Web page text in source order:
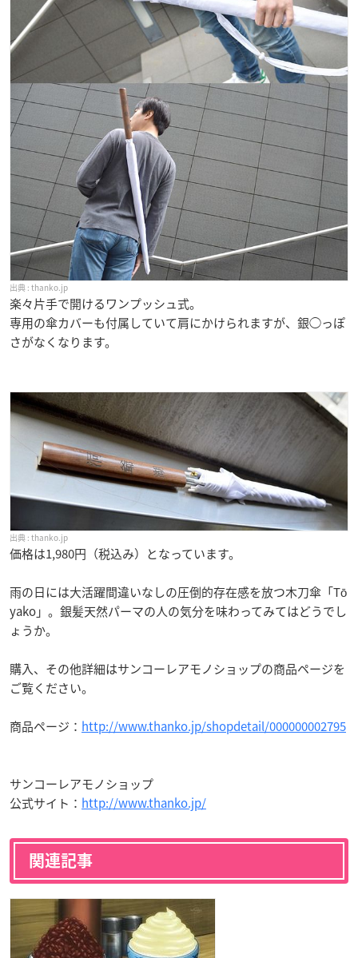
thanko.jp
楽々片手で開けるワンプッシュ式。
専用の傘カバーも付属していて肩にかけられますが、銀◯っぽ
さがなくなります。
thanko.jp
価格は1,980円（税込み）となっています。
雨の日には大活躍間違いなしの圧倒的存在感を放つ木刀傘「Tō
yako」。銀髪天然パーマの人の気分を味わってみてはどうでし
ょうか。
購入、その他詳細はサンコーレアモノショップの商品ページを
ご覧ください。
商品ページ： http://www.thanko.jp/shopdetail/000000002795
サンコーレアモノショップ
公式サイト： http://www.thanko.jp/
関連記事